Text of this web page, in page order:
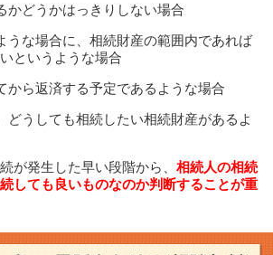
かどうかはっきりしない場合
うな場合に、相続財産の範囲内であれば
というような場合
から返済する予定であるような場合
どうしても相続したい相続財産があるよ
が発生した早い段階から、相続人の相続
しても良いものなのか判断することが重